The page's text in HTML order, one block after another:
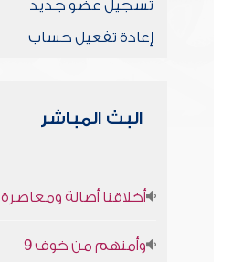
تسجيل عضو جديد
إعادة تفعيل حساب
البث المباشر
أخلاقنا أصالة ومعاصرة
وأمنهم من خوف 9